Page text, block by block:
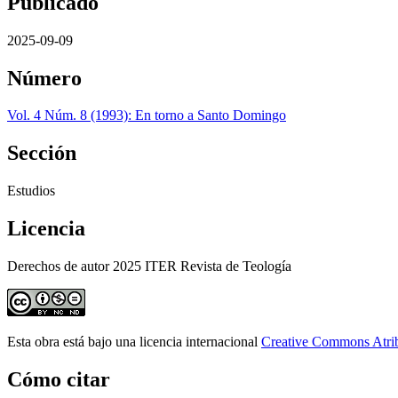
2025-09-09
Número
Vol. 4 Núm. 8 (1993): En torno a Santo Domingo
Sección
Estudios
Licencia
Derechos de autor 2025 ITER Revista de Teología
Esta obra está bajo una licencia internacional Creative Commons
Cómo citar